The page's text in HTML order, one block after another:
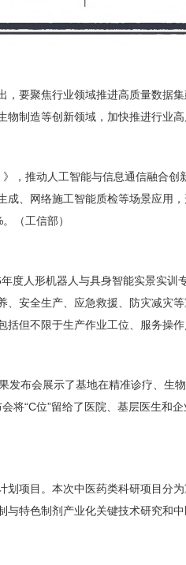
要聚焦行业领域推进高质量数据
制造等创新领域，加快推进行业高
推动人工智能与信息通信融合
、网络施工智能质检等场景应用
（工信部）
人形机器人与具身智能实景实
安全生产、应急救援、防灾减灾
但不限于生产作业工位、服务操
布会展示了基地在精准诊疗、生
“C位”留给了医院、基层医生和
项目。本次中医药类科研项目分
特色制剂产业化关键技术研究和